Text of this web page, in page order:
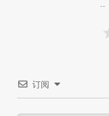
订阅